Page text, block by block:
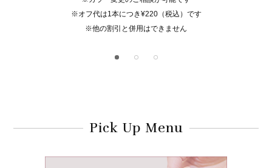
※オフ代は1本につき¥220（税込）です
※他の割引と併用はできません
Pick Up Menu